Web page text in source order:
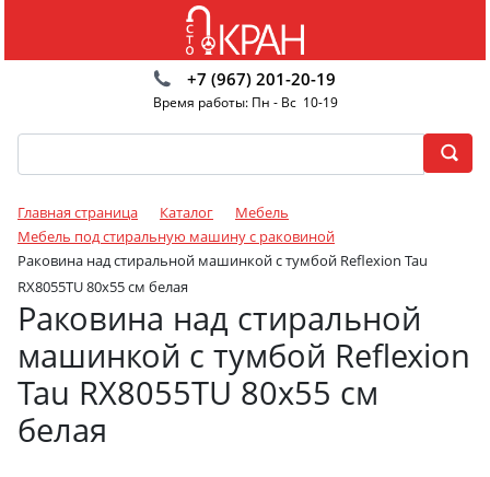
+7 (967) 201-20-19
Время работы: Пн - Вс 10-19
Главная страница Каталог
Мебель
Мебель под стиральную машину с раковиной
Раковина над стиральной машинкой с тумбой Reflexion Tau
RX8055TU 80х55 см белая
Раковина над стиральной
машинкой с тумбой Reflexion
Tau RX8055TU 80х55 см
белая